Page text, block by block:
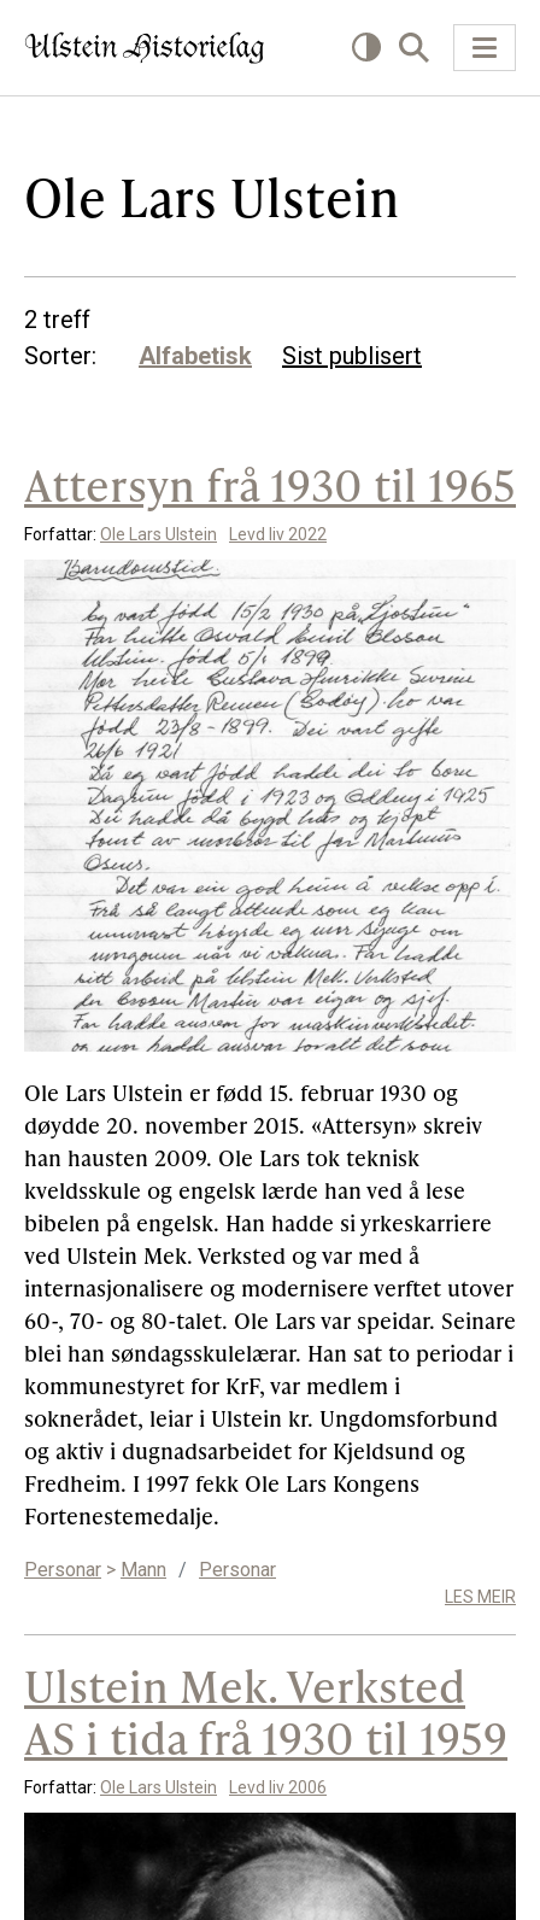
KVA VIL DU LESE OM?
Næring
Offentlig
SLIK KAN DU BIDRA
Bidra til lokalhistorie
Støtteannonsørar
OM ULSTEIN HISTORIELAG
Kontakt oss
Om oss
Levd liv
Podkast
FÅ TILGONG
Gløymt passord Allereie medlem?
Ole Lars Ulstein
2 treff
Sorter:
Alfabetisk Sist publisert
Attersyn frå 1930 til 1965
Forfattar: Ole Lars Ulstein Levd liv 2022
Ole Lars Ulstein er fødd 15. februar 1930 og
døydde 20. november 2015. «Attersyn» skreiv
han hausten 2009. Ole Lars tok teknisk
kveldsskule og engelsk lærde han ved å lese
bibelen på engelsk. Han hadde si yrkeskarriere
ved Ulstein Mek. Verksted og var med å
internasjonalisere og modernisere verftet utover
60-, 70- og 80-talet. Ole Lars var speidar. Seinare
blei han søndagsskulelærar. Han sat to periodar i
kommunestyret for KrF, var medlem i
soknerådet, leiar i Ulstein kr. Ungdomsforbund
og aktiv i dugnadsarbeidet for Kjeldsund og
Fredheim. I 1997 fekk Ole Lars Kongens
Fortenestemedalje.
Personar > Mann / Personar
LES MEIR
Ulstein Mek. Verksted
AS i tida frå 1930 til 1959
Forfattar: Ole Lars Ulstein Levd liv 2006